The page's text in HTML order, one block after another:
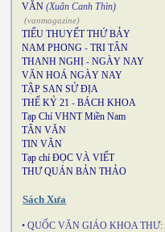
VĂN (Xuân Canh Thìn)
(vanmagazine)
TIỂU THUYẾT THỨ BẢY
NAM PHONG - TRI TÂN
THANH NGHỊ - NGÀY NAY
VĂN HOÁ NGÀY NAY
TẬP SAN SỬ ĐỊA
THẾ KỶ 21 - BÁCH KHOA
Tạp Chí VHNT Miền Nam
TÂN VĂN
TIN VĂN
Tạp chí ĐỌC VÀ VIẾT
THƯ QUÁN BẢN THẢO
Sách Xưa
• QUỐC VĂN GIÁO KHOA THƯ: